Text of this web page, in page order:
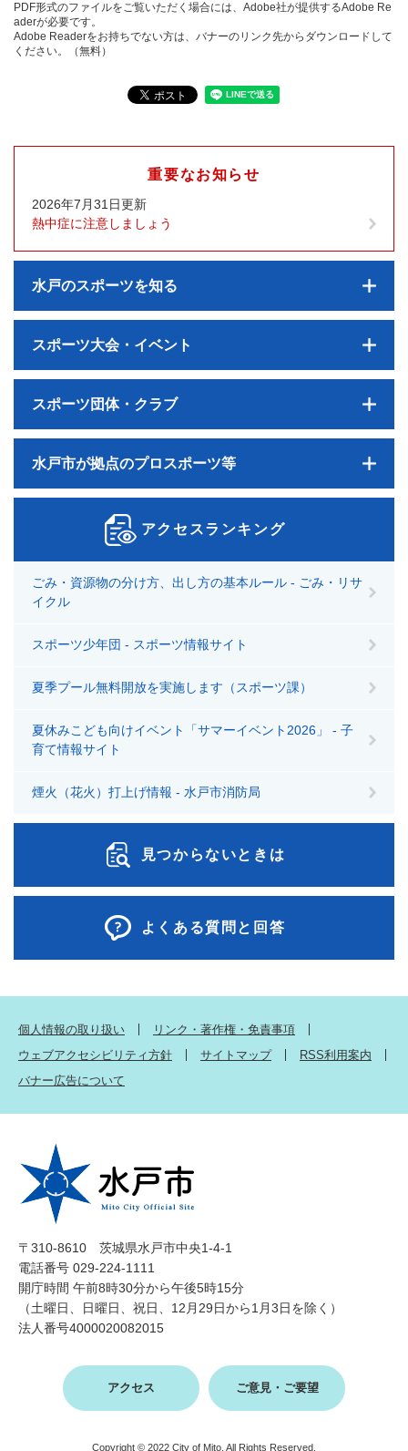
PDF形式のファイルをご覧いただく場合には、Adobe社が提供するAdobe Re
aderが必要です。
Adobe Readerをお持ちでない方は、バナーのリンク先からダウンロードして
ください。（無料）
重要なお知らせ
2026年7月31日更新
熱中症に注意しましょう
水戸のスポーツを知る
スポーツ大会・イベント
スポーツ団体・クラブ
水戸市が拠点のプロスポーツ等
アクセスランキング
ごみ・資源物の分け方、出し方の基本ルール - ごみ・リサ
イクル
スポーツ少年団 - スポーツ情報サイト
夏季プール無料開放を実施します（スポーツ課）
夏休みこども向けイベント「サマーイベント2026」 - 子
育て情報サイト
煙火（花火）打上げ情報 - 水戸市消防局
見つからないときは
よくある質問と回答
個人情報の取り扱い
リンク・著作権・免責事項
ウェブアクセシビリティ方針
サイトマップ
RSS利用案内
バナー広告について
〒310-8610 茨城県水戸市中央1-4-1
電話番号 029-224-1111
開庁時間 午前8時30分から午後5時15分
（土曜日、日曜日、祝日、12月29日から1月3日を除く）
法人番号4000020082015
アクセス ご意見・ご要望
Copyright © 2022 City of Mito, All Rights Reserved.